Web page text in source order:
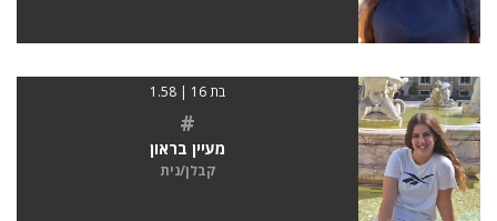
בת 16 | 1.58
#
מעיין בראון
קבלן/נית